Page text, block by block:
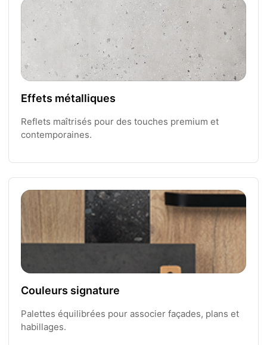
Effets métalliques
Reflets maîtrisés pour des touches premium et
contemporaines.
Couleurs signature
Palettes équilibrées pour associer façades, plans et
habillages.